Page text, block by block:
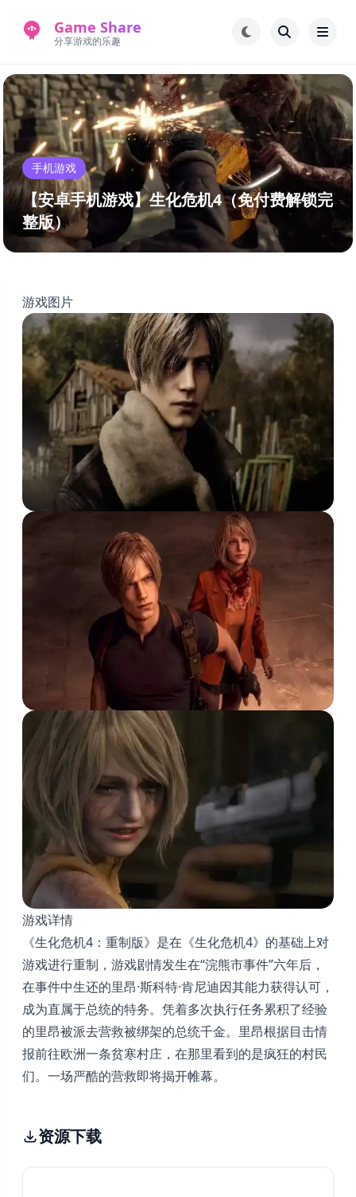
Game Share
分享游戏的乐趣
首页 电脑游戏
手机游戏 常见问题解答
新版游戏站 永久地址
手机游戏
【安卓手机游戏】生化危机4（免付费解锁完
整版）
游戏图片
游戏详情
《生化危机4：重制版》是在《生化危机4》的基础上对
游戏进行重制，游戏剧情发生在“浣熊市事件”六年后，
在事件中生还的里昂·斯科特·肯尼迪因其能力获得认可，
成为直属于总统的特务。凭着多次执行任务累积了经验
的里昂被派去营救被绑架的总统千金。里昂根据目击情
报前往欧洲一条贫寒村庄，在那里看到的是疯狂的村民
们。一场严酷的营救即将揭开帷幕。
资源下载